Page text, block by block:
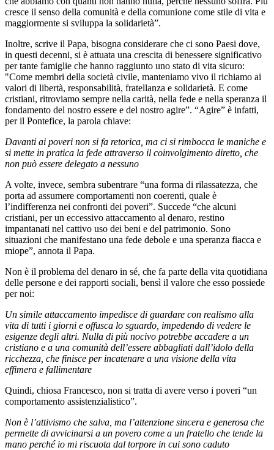
cresce il senso della comunità e della comunione come stile di vita e
maggiormente si sviluppa la solidarietà”.
Inoltre, scrive il Papa, bisogna considerare che ci sono Paesi dove,
in questi decenni, si è attuata una crescita di benessere significativo
per tante famiglie che hanno raggiunto uno stato di vita sicuro:
"Come membri della società civile, manteniamo vivo il richiamo ai
valori di libertà, responsabilità, fratellanza e solidarietà. E come
cristiani, ritroviamo sempre nella carità, nella fede e nella speranza il
fondamento del nostro essere e del nostro agire”. “Agire” è infatti,
per il Pontefice, la parola chiave:
Davanti ai poveri non si fa retorica, ma ci si rimbocca le maniche e
si mette in pratica la fede attraverso il coinvolgimento diretto, che
non può essere delegato a nessuno
A volte, invece, sembra subentrare “una forma di rilassatezza, che
porta ad assumere comportamenti non coerenti, quale è
l’indifferenza nei confronti dei poveri”. Succede “che alcuni
cristiani, per un eccessivo attaccamento al denaro, restino
impantanati nel cattivo uso dei beni e del patrimonio. Sono
situazioni che manifestano una fede debole e una speranza fiacca e
miope”, annota il Papa.
Non è il problema del denaro in sé, che fa parte della vita quotidiana
delle persone e dei rapporti sociali, bensì il valore che esso possiede
per noi:
Un simile attaccamento impedisce di guardare con realismo alla
vita di tutti i giorni e offusca lo sguardo, impedendo di vedere le
esigenze degli altri. Nulla di più nocivo potrebbe accadere a un
cristiano e a una comunità dell’essere abbagliati dall’idolo della
ricchezza, che finisce per incatenare a una visione della vita
effimera e fallimentare
Quindi, chiosa Francesco, non si tratta di avere verso i poveri “un
comportamento assistenzialistico”.
Non è l’attivismo che salva, ma l’attenzione sincera e generosa che
permette di avvicinarsi a un povero come a un fratello che tende la
mano perché io mi riscuota dal torpore in cui sono caduto